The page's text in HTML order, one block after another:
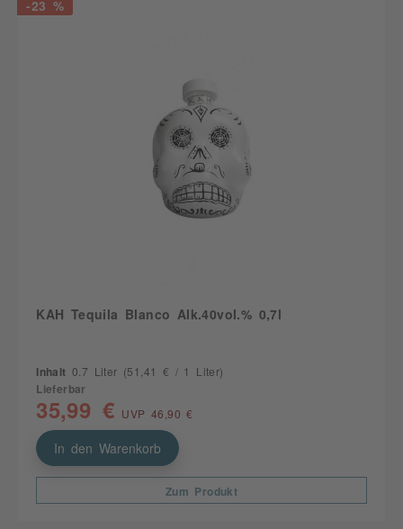
-23 %
KAH Tequila Blanco Alk.40vol.% 0,7l
Inhalt 0.7 Liter (51,41 € / 1 Liter)
Lieferbar
35,99 € UVP 46,90 €
In den Warenkorb
Zum Produkt